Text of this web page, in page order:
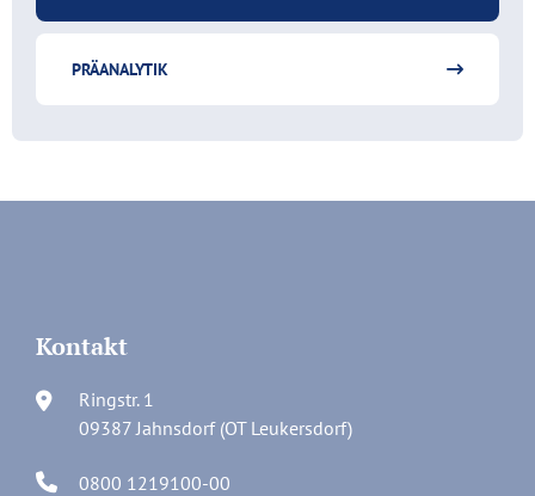
PRÄANALYTIK
Kontakt
Ringstr. 1
09387 Jahnsdorf (OT Leukersdorf)
0800 1219100-00